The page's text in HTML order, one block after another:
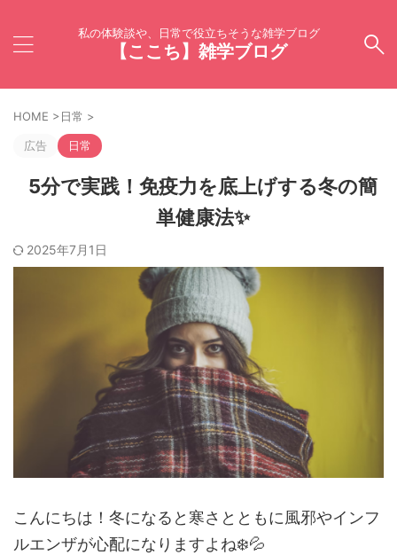
私の体験談や、日常で役立ちそうな雑学ブログ
【ここち】雑学ブログ
HOME >日常 >
広告 日常
5分で実践！免疫力を底上げする冬の簡
単健康法✨
2025年7月1日
こんにちは！冬になると寒さとともに風邪やインフ
ルエンザが心配になりますよね❄️💦